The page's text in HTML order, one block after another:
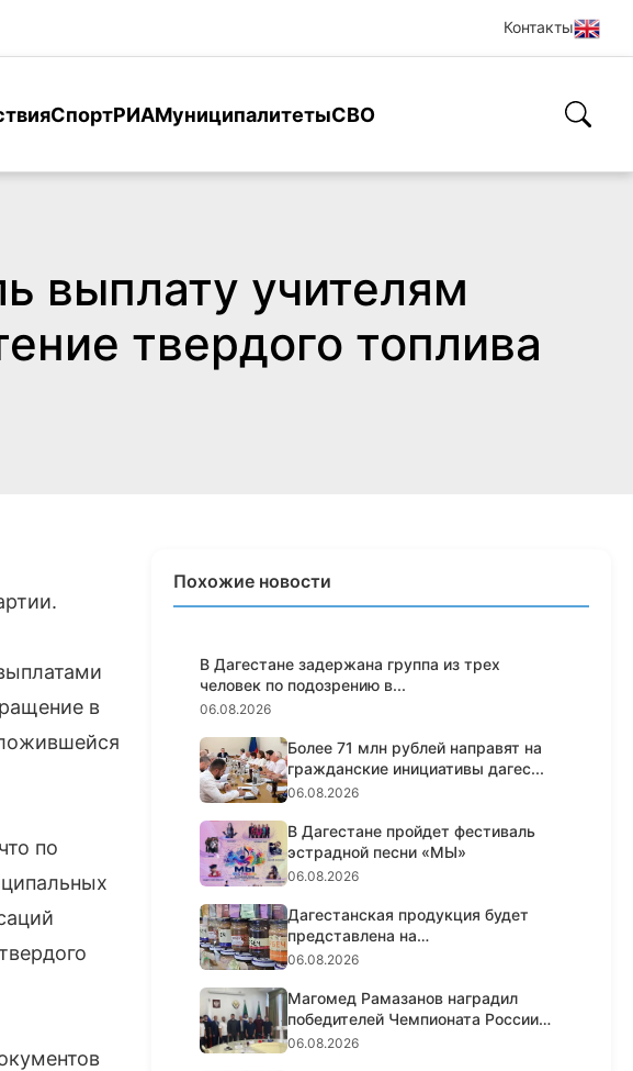
Контакты
СпортРИАМуниципалитетыСВО
выплату учителям
твердого топлива
в
по
Похожие новости
В Дагестане задержана группа из трех
человек по подозрению в...
06.08.2026
Более 71 млн рублей направят на
гражданские инициативы дагес...
06.08.2026
В Дагестане пройдет фестиваль
эстрадной песни «МЫ»
06.08.2026
Дагестанская продукция будет
представлена на
гастрономическо...
06.08.2026
Магомед Рамазанов наградил
победителей Чемпионата России
по...
06.08.2026